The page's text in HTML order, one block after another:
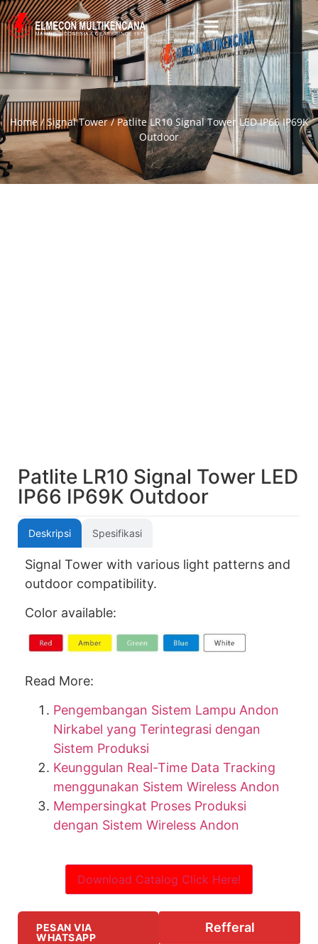
Home/Signal Tower/ Patlite LR10 Signal Tower LED IP66 IP69K
Outdoor
Patlite LR10 Signal Tower LED
IP66 IP69K Outdoor
Deskripsi Spesifikasi
Signal Tower with various light patterns and
outdoor compatibility.
Color available:
Read More:
Pengembangan Sistem Lampu Andon
Nirkabel yang Terintegrasi dengan
Sistem Produksi
Keunggulan Real-Time Data Tracking
menggunakan Sistem Wireless Andon
Mempersingkat Proses Produksi
dengan Sistem Wireless Andon
Download Catalog Click Here!
PESAN VIA
WHATSAPP
Refferal